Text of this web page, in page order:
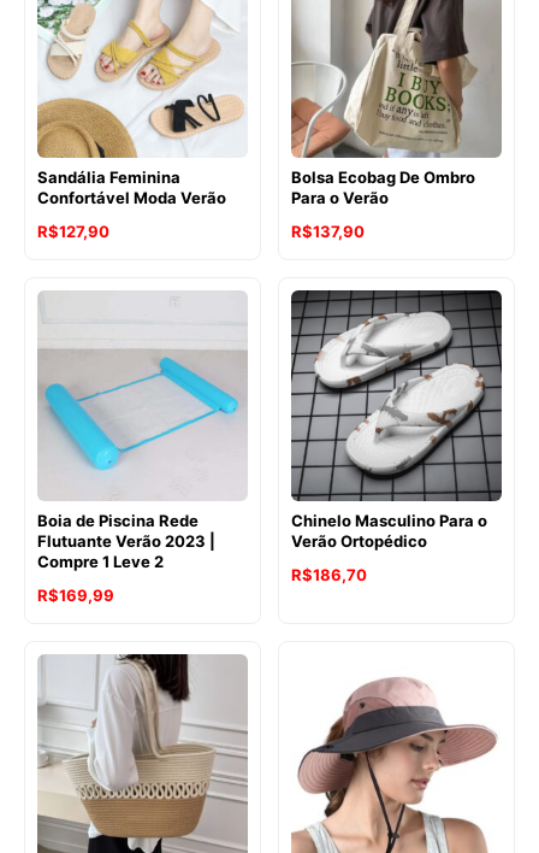
Sandália Feminina
Confortável Moda Verão
R$127,90
Bolsa Ecobag De Ombro
Para o Verão
R$137,90
Boia de Piscina Rede
Flutuante Verão 2023 |
Compre 1 Leve 2
R$169,99
Chinelo Masculino Para o
Verão Ortopédico
R$186,70